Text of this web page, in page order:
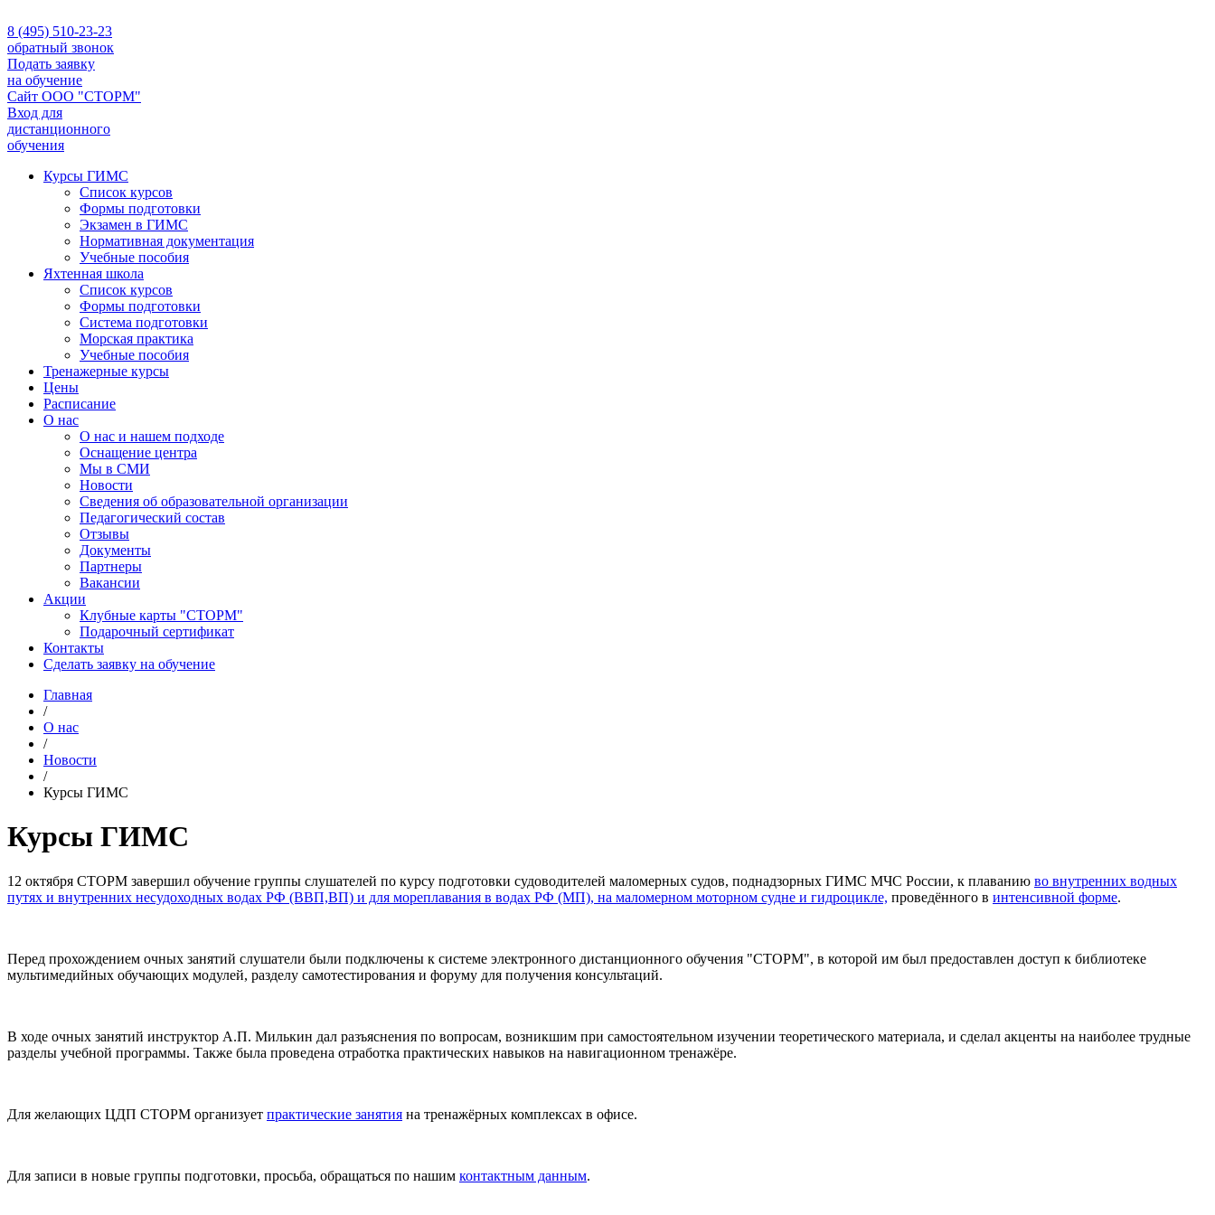
8 (495) 510-23-23
обратный звонок
Подать заявку
на обучение
Сайт ООО "СТОРМ"
Вход для
дистанционного
обучения
Курсы ГИМС
Список курсов
Формы подготовки
Экзамен в ГИМС
Нормативная документация
Учебные пособия
Яхтенная школа
Список курсов
Формы подготовки
Cистема подготовки
Морская практика
Учебные пособия
Тренажерные курсы
Цены
Расписание
О нас
О нас и нашем подходе
Оснащение центра
Мы в СМИ
Новости
Сведения об образовательной организации
Педагогический состав
Отзывы
Документы
Партнеры
Вакансии
Акции
Клубные карты "СТОРМ"
Подарочный сертификат
Контакты
Сделать заявку на обучение
Главная
/
О нас
/
Новости
/
Курсы ГИМС
Курсы ГИМС
12 октября СТОРМ завершил обучение группы слушателей по курсу подготовки судоводителей маломерных судов, поднадзорных ГИМС МЧС России, к плаванию во внутренних водных
путях и внутренних несудоходных водах РФ (ВВП,ВП) и для мореплавания в водах РФ (МП), на маломерном моторном судне и гидроцикле, проведённого в интенсивной форме.
Перед прохождением очных занятий слушатели были подключены к системе электронного дистанционного обучения "СТОРМ", в которой им был предоставлен доступ к библиотеке
мультимедийных обучающих модулей, разделу самотестирования и форуму для получения консультаций.
В ходе очных занятий инструктор А.П. Милькин дал разъяснения по вопросам, возникшим при самостоятельном изучении теоретического материала, и сделал акценты на наиболее трудные
разделы учебной программы. Также была проведена отработка практических навыков на навигационном тренажёре.
Для желающих ЦДП СТОРМ организует практические занятия на тренажёрных комплексах в офисе.
Для записи в новые группы подготовки, просьба, обращаться по нашим контактным данным.